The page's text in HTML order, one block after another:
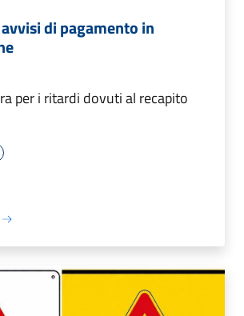
di pagamento in
per i ritardi dovuti al recapito